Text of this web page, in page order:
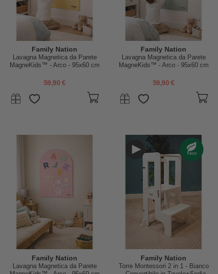
Family Nation
Lavagna Magnetica da Parete
MagneKids™ - Arco - 95x60 cm
Senza Fori
59,90 €
Family Nation
Lavagna Magnetica da Parete
MagneKids™ - Arco - 95x60 cm
Facile Senza Fori
59,90 €
Family Nation
Lavagna Magnetica da Parete
Family Nation
Torre Montessori 2 in 1 - Bianco